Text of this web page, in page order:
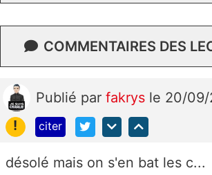
COMMENTAIRES DES
Publié par fakrys le 20/09/
!
citer
désolé mais on s'en bat les c...